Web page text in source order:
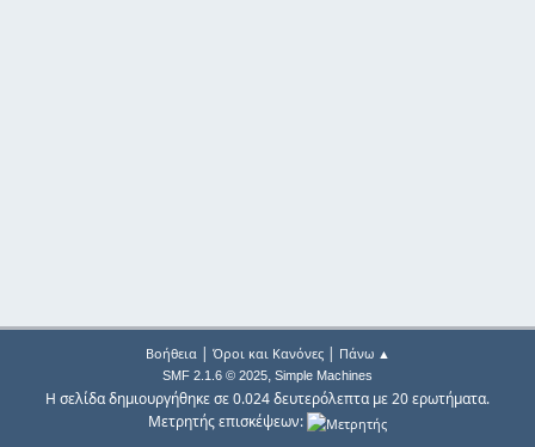
Βοήθεια| Όροι και Κανόνες| Πάνω ▲
SMF 2.1.6 © 2025, Simple Machines
Η σελίδα δημιουργήθηκε σε 0.024 δευτερόλεπτα με 20 ερωτήματα.
Μετρητής επισκέψεων: